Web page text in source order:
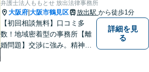
弁護士法人ももとせ 放出法律事務所
大阪府 大阪市鶴見区 放出駅 から徒歩1分
【初回相談無料】口コミ多
数！地域密着型の事務所【離
婚問題】交渉に強み。精神的
詳細を見
る